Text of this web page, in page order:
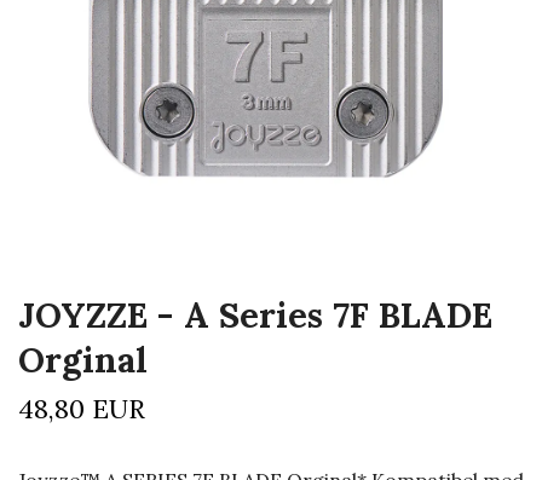
JOYZZE - A Series 7F BLADE
Orginal
48,80 EUR